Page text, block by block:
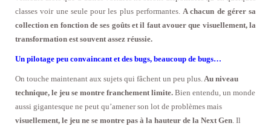
classes voir une seule pour les plus performantes. A chacun de gérer sa
collection en fonction de ses goûts et il faut avouer que visuellement, la
transformation est souvent assez réussie.
Un pilotage peu convaincant et des bugs, beaucoup de bugs…
On touche maintenant aux sujets qui fâchent un peu plus. Au niveau
technique, le jeu se montre franchement limite. Bien entendu, un monde
aussi gigantesque ne peut qu’amener son lot de problèmes mais
visuellement, le jeu ne se montre pas à la hauteur de la Next Gen . Il